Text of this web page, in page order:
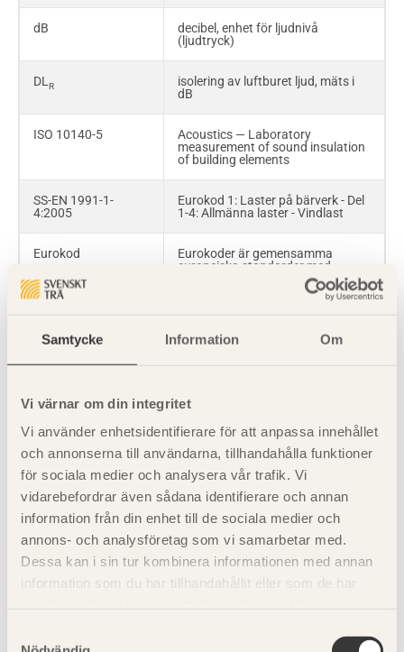
Samtycke Information Om
Vi värnar om din integritet
Vi använder enhetsidentifierare för att anpassa innehållet
och annonserna till användarna, tillhandahålla funktioner
för sociala medier och analysera vår trafik. Vi
vidarebefordrar även sådana identifierare och annan
information från din enhet till de sociala medier och
annons- och analysföretag som vi samarbetar med.
Dessa kan i sin tur kombinera informationen med annan
information som du har tillhandahållit eller som de har
Värme, ventilation och sanitet
YAM; YAP
Exempel på beteckningar för
byggpapp enligt svensk standard
dB
decibel, enhet för ljudnivå
(ljudtryck)
DL R
isolering av luftburet ljud, mäts i
dB
ISO 10140-5
Acoustics — Laboratory
measurement of sound insulation
of building elements
SS-EN 1991-1-
4:2005
Eurokod 1: Laster på bärverk - Del
1-4: Allmänna laster - Vindlast
Eurokod
Eurokoder är gemensamma
europeiska standarder med
dimensionering av bärverk
Falsad panel
Panelbräder med falser längs
kanterna
14298 kan användas vid leverans
av virke
G4-0; G4-1; G4-2;
Virkessorter enligt SS-EN 1611-1
Handelssortering av sågade
trävaror i Europa
Holk
Betongfundament med urholkning
I- H- U- profil
Stålstolpar med olika
tvärsnittsprofiler
Träbroar
Asfaltbetong
I dagligt tal kallat asfalt.
Asfaltbetong består av
bitumen och krossat
blandningar beroende på
önskade egenskaper
ofta av flera lager av